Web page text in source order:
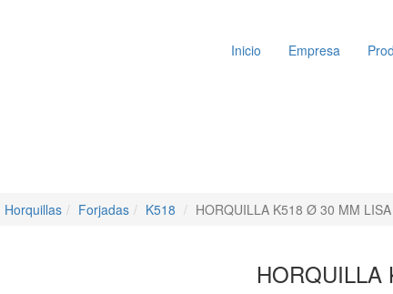
Inicio Empresa
Horquillas Forjadas K518 HORQUILLA K518 Ø 30 MM LISA